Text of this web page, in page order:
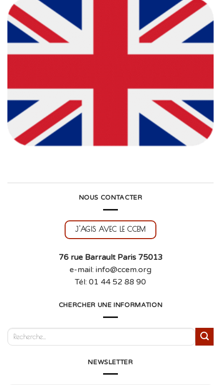
NOUS CONTACTER
J'AGIS AVEC LE CCEM
76 rue Barrault Paris 75013
e-mail: info@ccem.org
Tél: 01 44 52 88 90
CHERCHER UNE INFORMATION
NEWSLETTER